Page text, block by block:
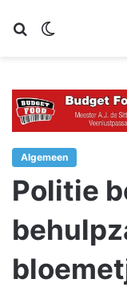
Zoeken
Algemeen
Politie